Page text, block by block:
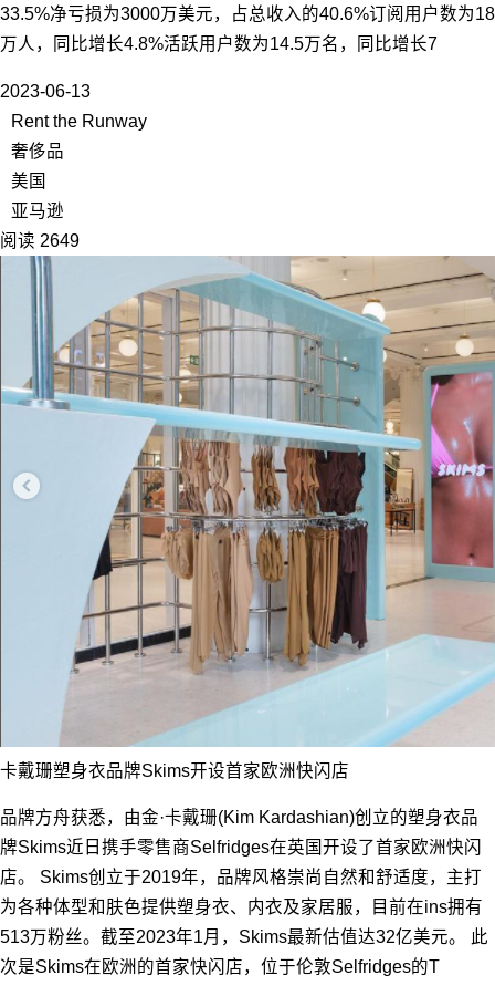
33.5%净亏损为3000万美元，占总收入的40.6%订阅用户数为18
万人，同比增长4.8%活跃用户数为14.5万名，同比增长7
2023-06-13
Rent the Runway
奢侈品
美国
亚马逊
阅读 2649
卡戴珊塑身衣品牌Skims开设首家欧洲快闪店
品牌方舟获悉，由金·卡戴珊(Kim Kardashian)创立的塑身衣品
牌Skims近日携手零售商Selfridges在英国开设了首家欧洲快闪
店。 Skims创立于2019年，品牌风格崇尚自然和舒适度，主打
为各种体型和肤色提供塑身衣、内衣及家居服，目前在ins拥有
513万粉丝。截至2023年1月，Skims最新估值达32亿美元。 此
次是Skims在欧洲的首家快闪店，位于伦敦Selfridges的T